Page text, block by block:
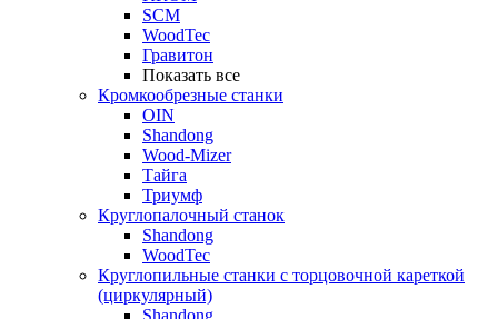
SCM
WoodTec
Гравитон
Показать все
Кромкообрезные станки
OIN
Shandong
Wood-Mizer
Тайга
Триумф
Круглопалочный станок
Shandong
WoodTec
Круглопильные станки с торцовочной кареткой
(циркулярный)